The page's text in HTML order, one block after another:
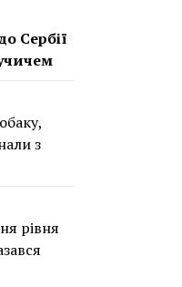
Сербії
з
рівня